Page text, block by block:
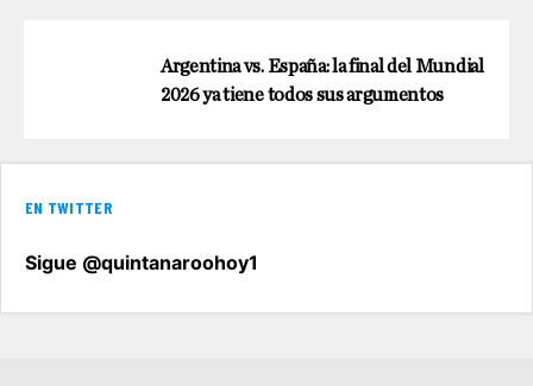
Argentina vs. España: la final del Mundial
2026 ya tiene todos sus argumentos
EN TWITTER
Sigue @quintanaroohoy1